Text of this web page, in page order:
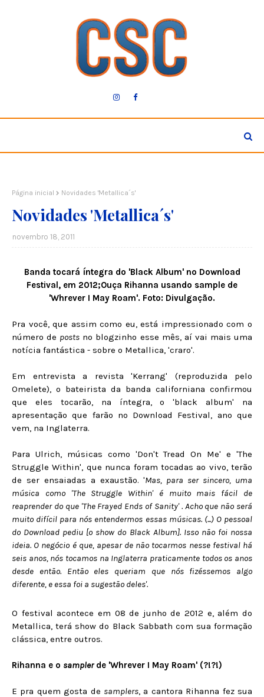
Página inicial Novidades 'Metallica´s'
Novidades 'Metallica´s'
novembro 18, 2011
Banda tocará íntegra do 'Black Album' no Download
Festival, em 2012;Ouça Rihanna usando sample de
'Whrever I May Roam'. Foto: Divulgação.
Pra você, que assim como eu, está impressionado com o
número de posts no blogzinho esse mês, aí vai mais uma
notícia fantástica - sobre o Metallica, 'craro'.
Em entrevista a revista 'Kerrang' (reproduzida pelo
Omelete), o bateirista da banda californiana confirmou
que eles tocarão, na íntegra, o 'black album' na
apresentação que farão no Download Festival, ano que
vem, na Inglaterra.
Para Ulrich, músicas como 'Don't Tread On Me' e 'The
Struggle Within', que nunca foram tocadas ao vivo, terão
de ser ensaiadas a exaustão. 'Mas, para ser sincero, uma
música como 'The Struggle Within' é muito mais fácil de
reaprender do que 'The Frayed Ends of Sanity' . Acho que não será
muito difícil para nós entendermos essas músicas. (...) O pessoal
do Download pediu [o show do Black Album]. Isso não foi nossa
ideia. O negócio é que, apesar de não tocarmos nesse festival há
seis anos, nós tocamos na Inglaterra praticamente todos os anos
desde então. Então eles queriam que nós fizéssemos algo
diferente, e essa foi a sugestão deles'.
O festival acontece em 08 de junho de 2012 e, além do
Metallica, terá show do Black Sabbath com sua formação
clássica, entre outros.
Rihanna e o samplerde 'Whrever I May Roam' (?!?!)
E pra quem gosta de samplers, a cantora Rihanna fez sua